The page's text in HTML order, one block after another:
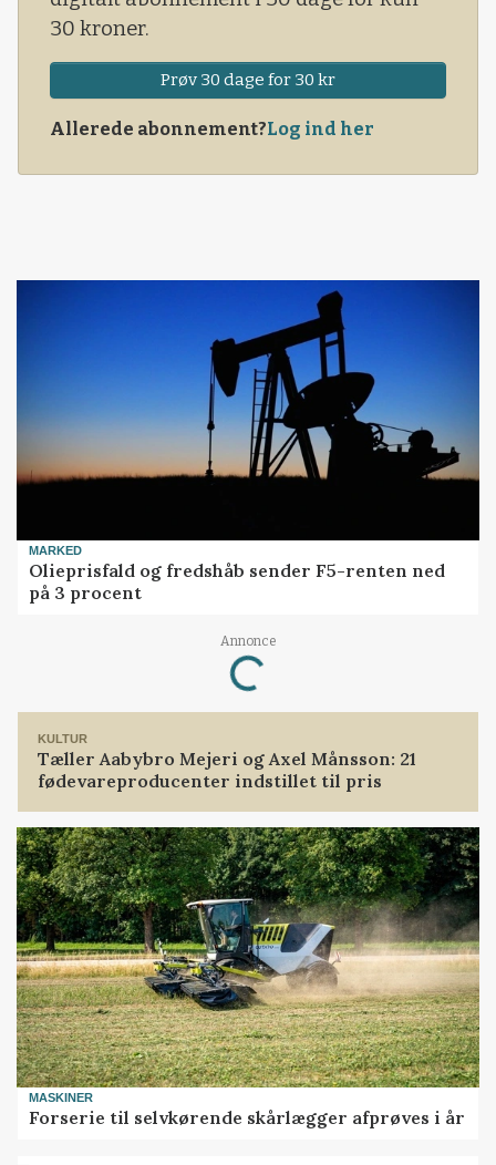
30 kroner.
Prøv 30 dage for 30 kr
Allerede abonnement?Log ind her
MARKED
Olieprisfald og fredshåb sender F5-renten ned
på 3 procent
Annonce
Loading...
KULTUR
Tæller Aabybro Mejeri og Axel Månsson: 21
fødevareproducenter indstillet til pris
MASKINER
Forserie til selvkørende skårlægger afprøves i år